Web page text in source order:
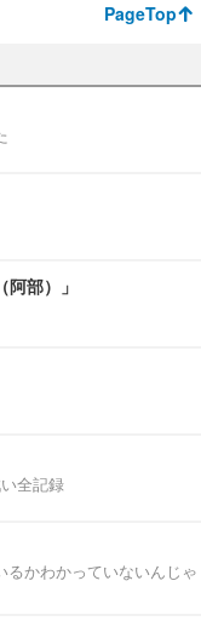
PageTop
部）」
全記録
かわかっていないんじゃ